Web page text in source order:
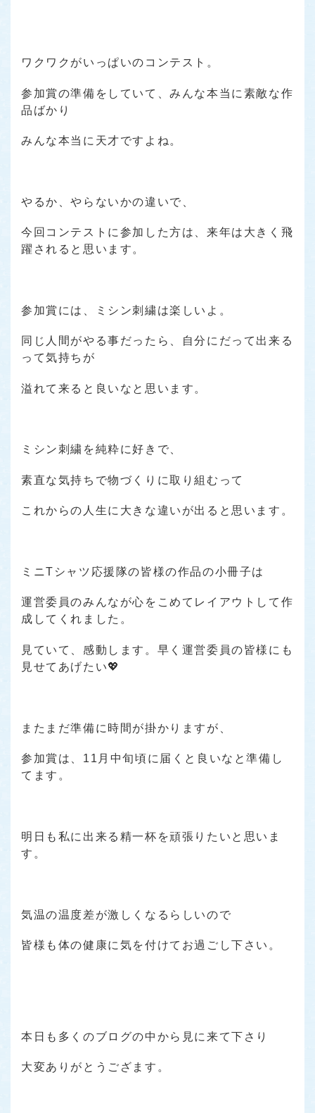
ワクワクがいっぱいのコンテスト。
参加賞の準備をしていて、みんな本当に素敵な作
品ばかり
みんな本当に天才ですよね。
やるか、やらないかの違いで、
今回コンテストに参加した方は、来年は大きく飛
躍されると思います。
参加賞には、ミシン刺繍は楽しいよ。
同じ人間がやる事だったら、自分にだって出来る
って気持ちが
溢れて来ると良いなと思います。
ミシン刺繍を純粋に好きで、
素直な気持ちで物づくりに取り組むって
これからの人生に大きな違いが出ると思います。
ミニTシャツ応援隊の皆様の作品の小冊子は
運営委員のみんなが心をこめてレイアウトして作
成してくれました。
見ていて、感動します。早く運営委員の皆様にも
見せてあげたい💖
またまだ準備に時間が掛かりますが、
参加賞は、11月中旬頃に届くと良いなと準備し
てます。
明日も私に出来る精一杯を頑張りたいと思いま
す。
気温の温度差が激しくなるらしいので
皆様も体の健康に気を付けてお過ごし下さい。
本日も多くのブログの中から見に来て下さり
大変ありがとうござます。